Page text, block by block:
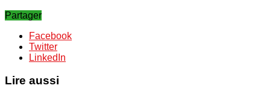
Partager
Facebook
Twitter
LinkedIn
Lire aussi